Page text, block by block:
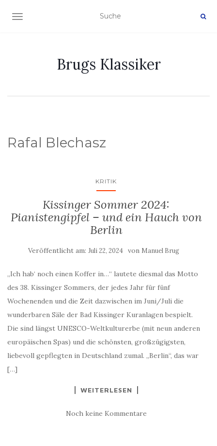
NAVIGATION EIN-/AUSSCHALTEN
Brugs Klassiker
Rafal Blechasz
KRITIK
Kissinger Sommer 2024:
Pianistengipfel – und ein Hauch von
Berlin
Veröffentlicht am: Juli 22, 2024 von Manuel Brug
„Ich hab‘ noch einen Koffer in…“ lautete diesmal das Motto
des 38. Kissinger Sommers, der jedes Jahr für fünf
Wochenenden und die Zeit dazwischen im Juni/Juli die
wunderbaren Säle der Bad Kissinger Kuranlagen bespielt.
Die sind längst UNESCO-Weltkulturerbe (mit neun anderen
europäischen Spas) und die schönsten, großzügigsten,
liebevoll gepflegten in Deutschland zumal. „Berlin“, das war
[…]
WEITERLESEN
Noch keine Kommentare